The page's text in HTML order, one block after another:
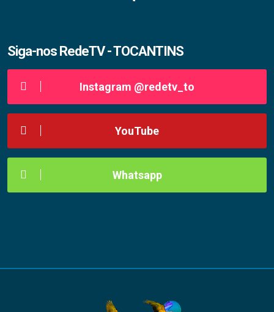
Siga-nos RedeTV - TOCANTINS
Instagram @redetv_to
YouTube
Whatsapp